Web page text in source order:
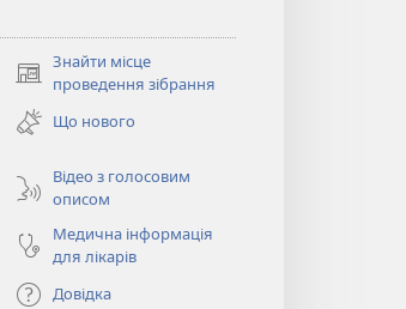
Знайти місце
проведення зібрання
(відкривається
новомуЩо нового
Відео з голосовим
описом
Медична інформація
для лікарів
Довідка